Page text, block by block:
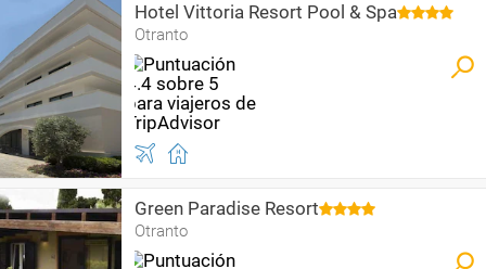
Hotel Vittoria Resort Pool & Spa
Otranto
Green Paradise Resort
Otranto